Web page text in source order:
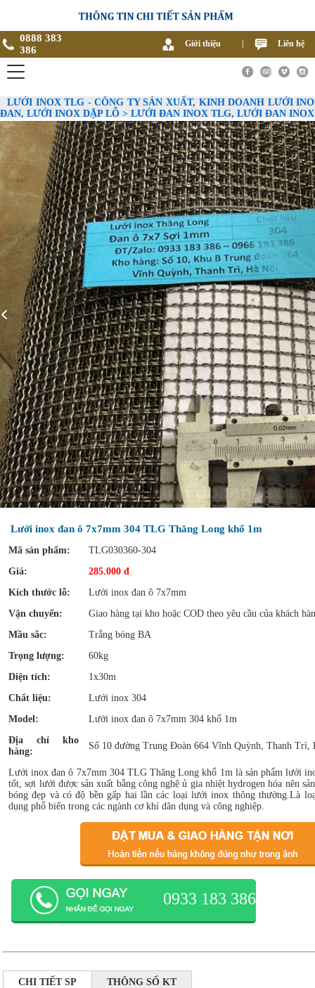
0888 383
386
Giới thiệu Liên hệ
LƯỚI INOX TLG - CÔNG TY SẢN XUẤT, KINH DOANH LƯỚI
ĐAN, LƯỚI INOX DẬP LỖ > LƯỚI ĐAN INOX TLG, LƯỚI ĐAN
Lưới inox đan ô 7x7mm 304 TLG Thăng Long khổ 1m
Mã sản phẩm:
TLG030360-304
Giá:
285.000 đ
Kích thước lỗ:
Lưới inox đan ô 7x7mm
Vận chuyển:
Giao hàng tại kho hoặc COD theo yêu cầu của khách
Mầu sắc:
Trắng bóng BA
Trọng lượng:
60kg
Diện tích:
1x30m
Chất liệu:
Lưới inox 304
Model:
Lưới inox đan ô 7x7mm 304 khổ 1m
Địa chỉ kho
hàng:
Số 10 đường Trung Đoàn 664 Vĩnh Quỳnh, Thanh Trì,
Lưới inox đan ô 7x7mm 304 TLG Thăng Long khổ 1m là sản phẩm lưới
tốt, sợi lưới được sản xuất bằng công nghệ ủ gia nhiệt hydrogen hóa nên
bóng đẹp và có độ bền gấp hai lần các loại lưới inox thông thường.Là
dụng phổ biến trong các ngành cơ khí dân dụng và công nghiệp.
0933 183 386
CHI TIẾT SP THÔNG SỐ KT